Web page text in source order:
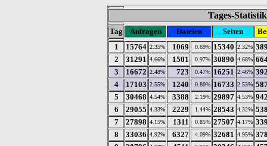
Tages-
Tag Anfragen Dateien Seiten
1
15764 2.35% 1069 0.69% 15340 2.32%
2
31291 4.66% 1501 0.97% 30890 4.68%
3
16672 2.48% 723 0.47% 16251 2.46%
4
17103 2.55% 1240 0.80% 16733 2.53%
5
30468 4.54% 3388 2.19% 29897 4.53%
6
29055 4.33% 2229 1.44% 28543 4.32%
7
27898 4.15% 1311 0.85% 27507 4.17%
8
33036 4.92% 6327 4.09% 32681 4.95%